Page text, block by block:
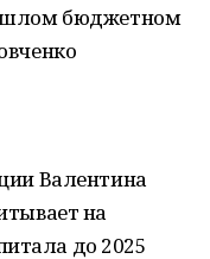
бюджетном
Валентина
на
до 2025